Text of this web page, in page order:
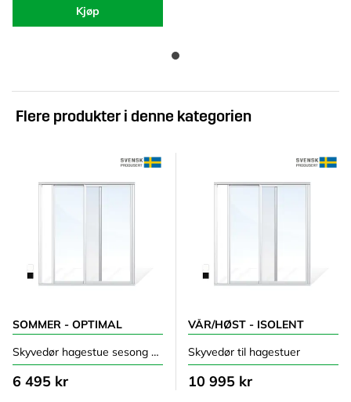
Kjøp
Flere produkter i denne kategorien
SOMMER - OPTIMAL
Skyvedør hagestue sesong sommer
6 495 kr
VÅR/HØST - ISOLENT
Skyvedør til hagestuer
10 995 kr